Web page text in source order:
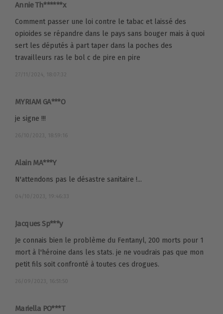
Annie Th******x
Comment passer une loi contre le tabac et laissé des
opioides se répandre dans le pays sans bouger mais à quoi
sert les députés à part taper dans la poches des
travailleurs ras le bol c de pire en pire
27/11/2024, 18:07:32
MYRIAM GA***O
je signe !!!
26/10/2023, 18:59:16
Alain MA***Y
N'attendons pas le désastre sanitaire !...
04/10/2023, 19:46:33
Jacques Sp***y
Je connais bien le problème du Fentanyl, 200 morts pour 1
mort à l'héroine dans les stats. je ne voudrais pas que mon
petit fils soit confronté à toutes ces drogues.
26/09/2023, 16:51:50
Mariella PO***T